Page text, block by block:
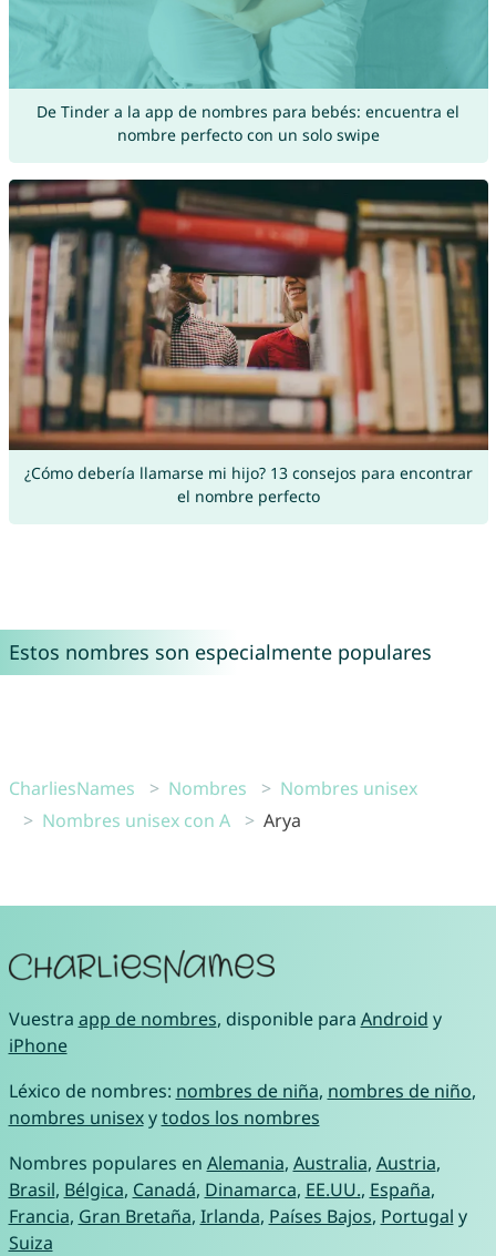
De Tinder a la app de nombres para bebés: encuentra el
nombre perfecto con un solo swipe
¿Cómo debería llamarse mi hijo? 13 consejos para encontrar
el nombre perfecto
Estos nombres son especialmente populares
CharliesNames Nombres
Nombres unisex
Nombres unisex con A
Arya
Vuestra app de nombres, disponible para Android y
iPhone
Léxico de nombres: nombres de niña, nombres de niño,
nombres unisexytodos los nombres
Nombres populares en Alemania, Australia, Austria,
Brasil, Bélgica, Canadá, Dinamarca, EE.UU., España,
Francia, Gran Bretaña, Irlanda, Países Bajos, Portugal y
Suiza